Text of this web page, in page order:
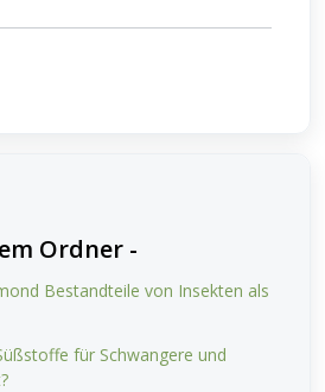
Ordner -
Bestandteile von Insekten als
für Schwangere und